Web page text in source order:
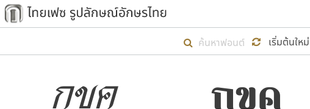
เริ่มต้นใหม่
เริ่ม ไทยเฟซ นี้ขึ้นมา
เป้าหมายที่ยังคงดำเนินไปอยู่ คือการเพิ่มฟ
ไม่ต่ำกว่า ๔๐๐ ฟอนต์ในระบบ หวังว่า นอกจ
ตัวอักษรไม่มีหัวขมวด
แบบตัวดิสเพลย์
9 G